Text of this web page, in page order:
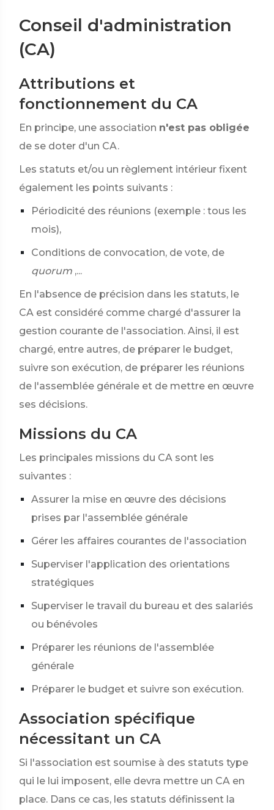
Conseil d'administration
(CA)
Attributions et
fonctionnement du CA
En principe, une association n'est pas obligée
de se doter d'un CA.
Les statuts et/ou un règlement intérieur fixent
également les points suivants :
Périodicité des réunions (exemple : tous les
mois),
Conditions de convocation, de vote, de
quorum ,...
En l'absence de précision dans les statuts, le
CA est considéré comme chargé d'assurer la
gestion courante de l'association. Ainsi, il est
chargé, entre autres, de préparer le budget,
suivre son exécution, de préparer les réunions
de l'assemblée générale et de mettre en œuvre
ses décisions.
Missions du CA
Les principales missions du CA sont les
suivantes :
Assurer la mise en œuvre des décisions
prises par l'assemblée générale
Gérer les affaires courantes de l'association
Superviser l'application des orientations
stratégiques
Superviser le travail du bureau et des salariés
ou bénévoles
Préparer les réunions de l'assemblée
générale
Préparer le budget et suivre son exécution.
Association spécifique
nécessitant un CA
Si l'association est soumise à des statuts type
qui le lui imposent, elle devra mettre un CA en
place. Dans ce cas, les statuts définissent la